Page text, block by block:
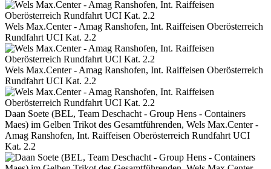
Wels Max.Center - Amag Ranshofen, Int. Raiffeisen Oberösterreich
Rundfahrt UCI Kat. 2.2
Wels Max.Center - Amag Ranshofen, Int. Raiffeisen Oberösterreich
Rundfahrt UCI Kat. 2.2
Daan Soete (BEL, Team Deschacht - Group Hens - Containers
Maes) im Gelben Trikot des Gesamtführenden, Wels Max.Center -
Amag Ranshofen, Int. Raiffeisen Oberösterreich Rundfahrt UCI
Kat. 2.2